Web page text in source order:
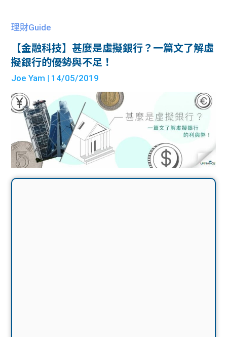
理財Guide
【金融科技】甚麼是虛擬銀行？一篇文了解虛
擬銀行的優勢與不足！
Joe Yam | 14/05/2019